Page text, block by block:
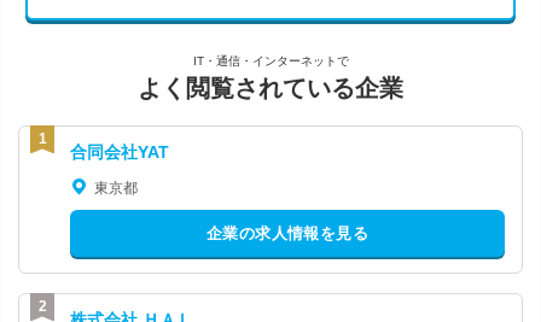
IT・通信・インターネットで
よく閲覧されている企業
合同会社YAT
東京都
企業の求人情報を見る